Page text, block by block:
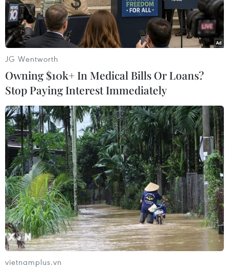
#Liên minh châu Âu
Nga
Tajikistan
Trung Quốc
Ukraine
Theo dõi VietnamPlus
TIN LIÊN QUAN
JG Wentworth
Owning $10k+ In Medical Bills Or Loans?
Stop Paying Interest Immediately
vietnamplus.vn